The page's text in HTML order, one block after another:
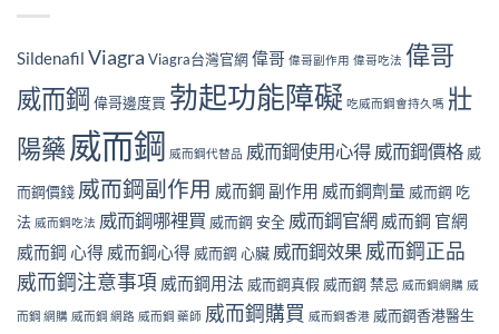
Sildenafil Viagra Viagra台灣官網偉哥 偉哥副作用 偉哥吃法 偉哥
威而鋼 偉哥邊度買 勃起功能障礙 吃威而鋼會持久嗎 壯
陽藥 威而鋼 威而鋼代替品 威而鋼使用心得 威而鋼價格 威
而鋼價錢 威而鋼副作用 威而鋼 副作用 威而鋼劑量 威而鋼 吃
法 威而鋼吃法 威而鋼哪裡買 威而鋼 安全 威而鋼官網 威而鋼 官網
威而鋼 心得 威而鋼心得 威而鋼 心臟 威而鋼效果 威而鋼正品
威而鋼注意事項 威而鋼用法 威而鋼真假 威而鋼 禁忌 威而鋼網購 威
而鋼 網購 威而鋼 網路 威而鋼 藥師 威而鋼購買 威而鋼香港 威而鋼香港醫生